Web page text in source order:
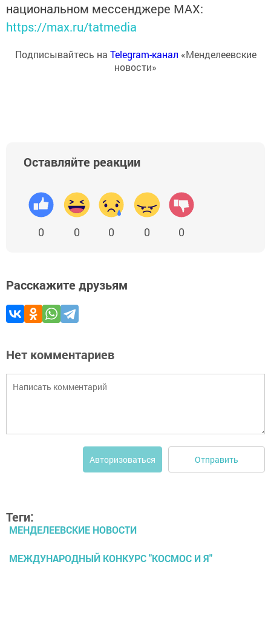
национальном мессенджере MАХ:
https://max.ru/tatmedia
Подписывайтесь на Telegram-канал «Менделеевские
новости»
Оставляйте реакции
0 0 0 0 0
Расскажите друзьям
Нет комментариев
Авторизоваться Отправить
Теги:
МЕНДЕЛЕЕВСКИЕ НОВОСТИ
МЕЖДУНАРОДНЫЙ КОНКУРС "КОСМОС И Я"